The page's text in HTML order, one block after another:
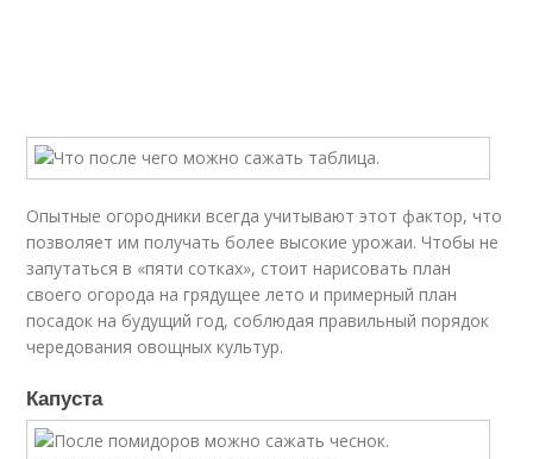
Опытные огородники всегда учитывают этот фактор, что
позволяет им получать более высокие урожаи. Чтобы не
запутаться в «пяти сотках», стоит нарисовать план
своего огорода на грядущее лето и примерный план
посадок на будущий год, соблюдая правильный порядок
чередования овощных культур.
Капуста